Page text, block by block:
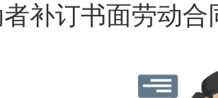
补订书面劳动合